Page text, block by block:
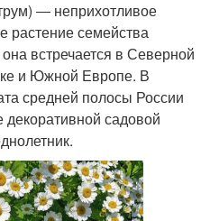
― неприхотливое
растение семейства
встречается в Северной
и Южной Европе. В
средней полосы России
садовой